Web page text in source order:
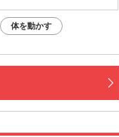
体を動かす